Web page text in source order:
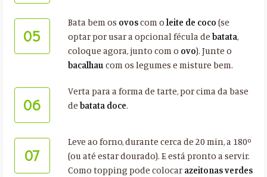
05
Bata bem os ovoscom oleite de coco (se
optar por usar a opcional fécula de batata,
coloque agora, junto com o ovo). Junte o
bacalhaucom os legumes e misture bem.
06
Verta para a forma de tarte, por cima da base
de batata doce.
07
Leve ao forno, durante cerca de 20 min, a 180º
(ou até estar dourado). E está pronto a servir.
Como topping pode colocar azeitonas verdes